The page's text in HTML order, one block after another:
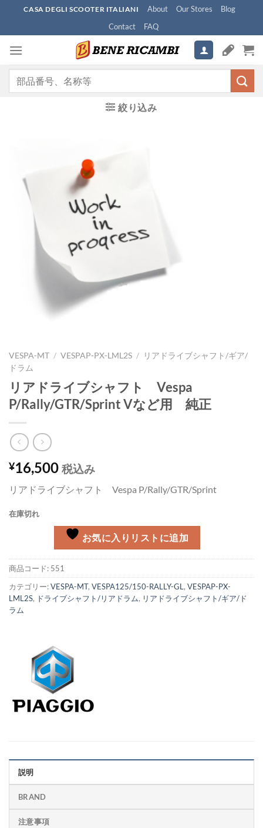
content
CASA DEGLI SCOOTER ITALIANI About Our Stores
Blog
Contact
FAQ
絞り込み
VESPA-MT / VESPAP-PX-LML2S /
リアドライブシャフト/ギア/
ドラム
リアドライブシャフト Vespa
P/Rally/GTR/Sprint Vなど用 純正
¥16,500 税込み
リアドライブシャフト Vespa P/Rally/GTR/Sprint
在庫切れ
お気に入りリストに追加
商品コード: 551
カテゴリー:VESPA-MT, VESPA125/150-RALLY-GL , VESPAP-PX-
LML2S, ドライブシャフト/リアドラム, リアドライブシャフト/ギア/ド
ラム
説明
BRAND
注意事項